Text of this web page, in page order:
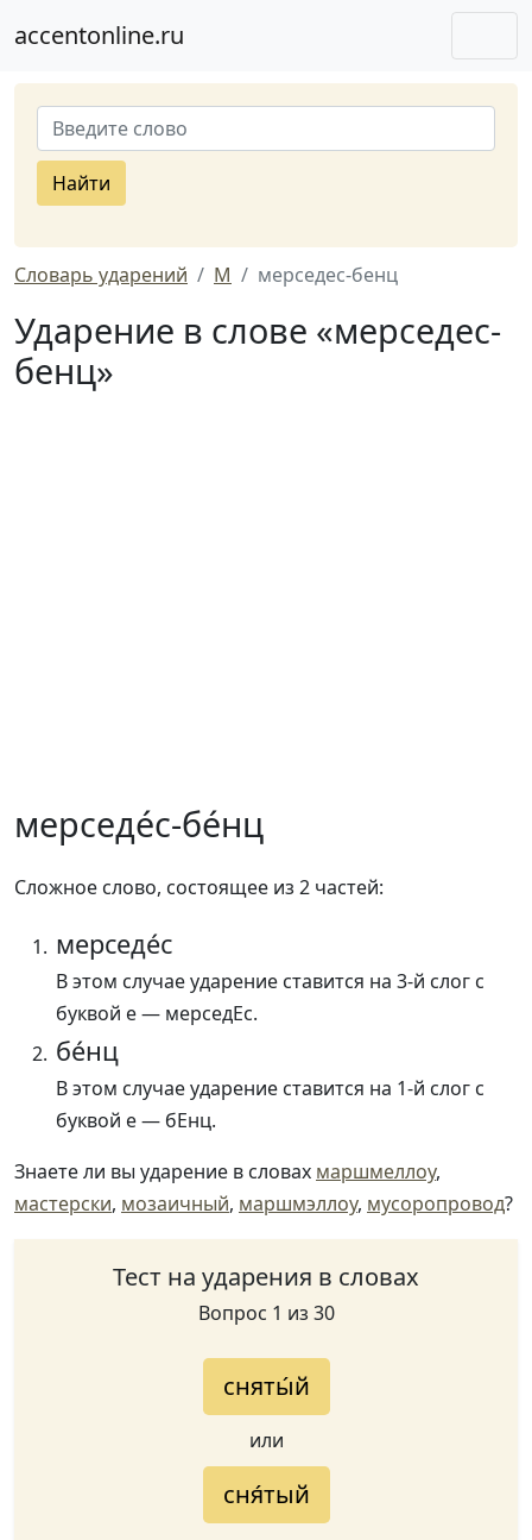
accentonline.ru
Найти
Словарь ударений М мерседес-бенц
Ударение в слове «мерседес-
бенц»
мерседе́с-бе́нц
Сложное слово, состоящее из 2 частей:
мерседе́с
В этом случае ударение ставится на 3-й слог с
буквой е — мерседЕс.
бе́нц
В этом случае ударение ставится на 1-й слог с
буквой е — бЕнц.
Знаете ли вы ударение в словах маршмеллоу,
мастерски, мозаичный, маршмэллоу, мусоропровод?
Тест на ударения в словах
Вопрос 1 из 30
сняты́й
или
сня́тый